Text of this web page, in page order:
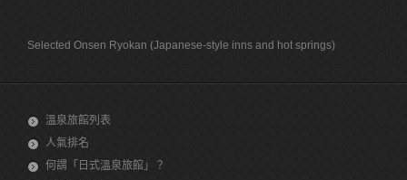
Selected Onsen Ryokan (Japanese-style inns and hot springs)
溫泉旅館列表
人氣排名
何謂「日式溫泉旅館」？